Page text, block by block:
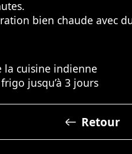
bien chaude avec
la cuisine indienne
jusqu’à 3 jours
Retour